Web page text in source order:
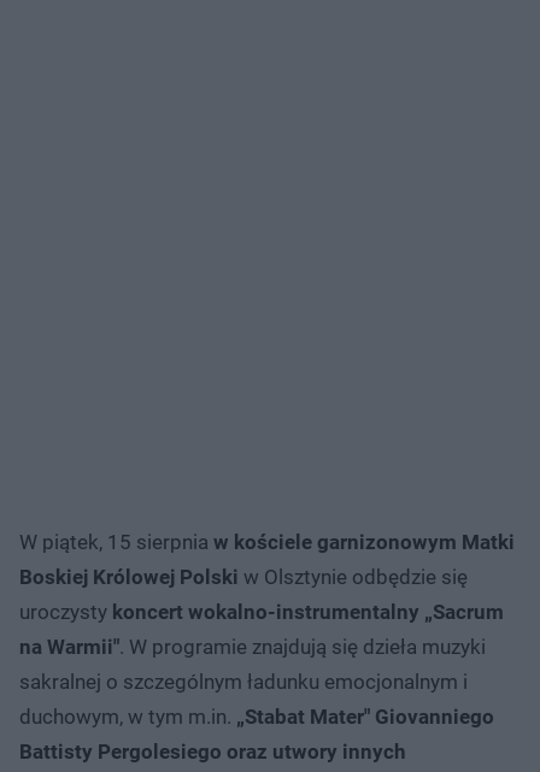
W piątek, 15 sierpnia w kościele garnizonowym Matki
Boskiej Królowej Polski w Olsztynie odbędzie się
uroczysty koncert wokalno-instrumentalny „Sacrum
na Warmii". W programie znajdują się dzieła muzyki
sakralnej o szczególnym ładunku emocjonalnym i
duchowym, w tym m.in. „Stabat Mater" Giovanniego
Battisty Pergolesiego oraz utwory innych